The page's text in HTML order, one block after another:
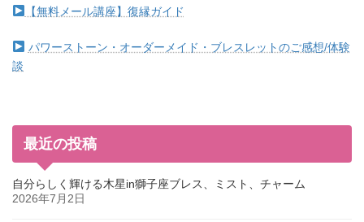
【無料メール講座】復縁ガイド
パワーストーン・オーダーメイド・ブレスレットのご感想/体験
談
最近の投稿
自分らしく輝ける木星in獅子座ブレス、ミスト、チャーム
2026年7月2日